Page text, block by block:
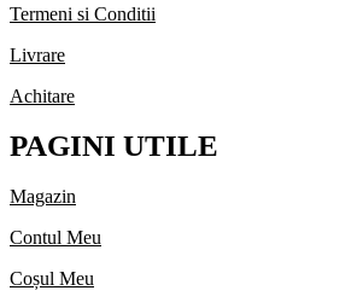
Termeni si Conditii
Livrare
Achitare
PAGINI UTILE
Magazin
Contul Meu
Coșul Meu